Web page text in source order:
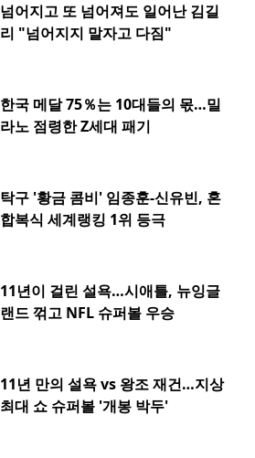
넘어지고 또 넘어져도 일어난 김길
리 "넘어지지 말자고 다짐"
한국 메달 75％는 10대들의 몫…밀
라노 점령한 Z세대 패기
탁구 '황금 콤비' 임종훈-신유빈, 혼
합복식 세계랭킹 1위 등극
11년이 걸린 설욕…시애틀, 뉴잉글
랜드 꺾고 NFL 슈퍼볼 우승
11년 만의 설욕 vs 왕조 재건…지상
최대 쇼 슈퍼볼 '개봉 박두'